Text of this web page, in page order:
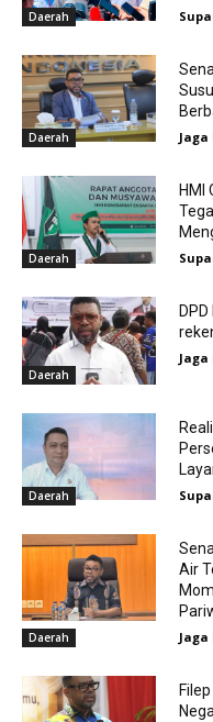
Daerah
Daerah
Daerah
HMI
Daerah
Daerah
Daerah
Air